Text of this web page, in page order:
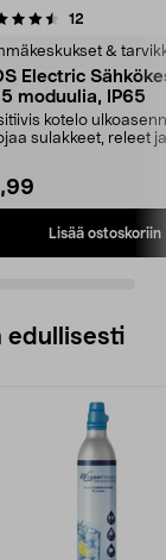
12
&
Electric
moduulia, IP65
kotelo
sulakkeet, releet ja
Lisää ostoskoriin
5.0 viidestä
edullisesti